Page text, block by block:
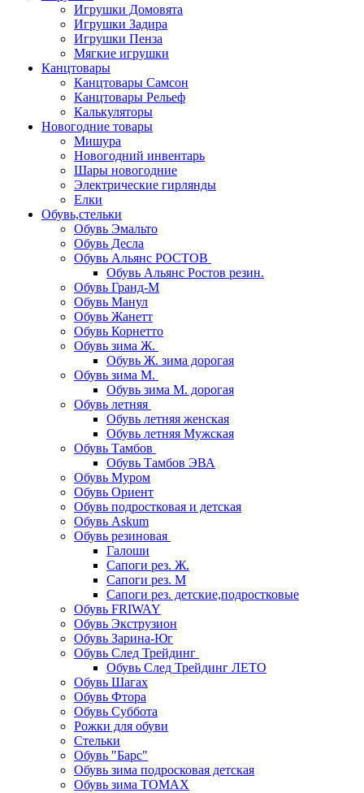
Игрушки Домовята
Игрушки Задира
Игрушки Пенза
Мягкие игрушки
Канцтовары
Канцтовары Самсон
Канцтовары Рельеф
Калькуляторы
Новогодние товары
Мишура
Новогодний инвентарь
Шары новогодние
Электрические гирлянды
Елки
Обувь,стельки
Обувь Эмальто
Обувь Десла
Обувь Альянс РОСТОВ
Обувь Альянс Ростов резин.
Обувь Гранд-М
Обувь Манул
Обувь Жанетт
Обувь Корнетто
Обувь зима Ж.
Обувь Ж. зима дорогая
Обувь зима М.
Обувь зима М. дорогая
Обувь летняя
Обувь летняя женская
Обувь летняя Мужская
Обувь Тамбов
Обувь Тамбов ЭВА
Обувь Муром
Обувь Ориент
Обувь подростковая и детская
Обувь Askum
Обувь резиновая
Галоши
Сапоги рез. Ж.
Сапоги рез. М
Сапоги рез. детские,подростковые
Обувь FRIWAY
Обувь Экструзион
Обувь Зарина-Юг
Обувь След Трейдинг
Обувь След Трейдинг ЛЕТО
Обувь Шагах
Обувь Фтора
Обувь Суббота
Рожки для обуви
Стельки
Обувь "Барс"
Обувь зима подросковая детская
Обувь зима ТОМАХ